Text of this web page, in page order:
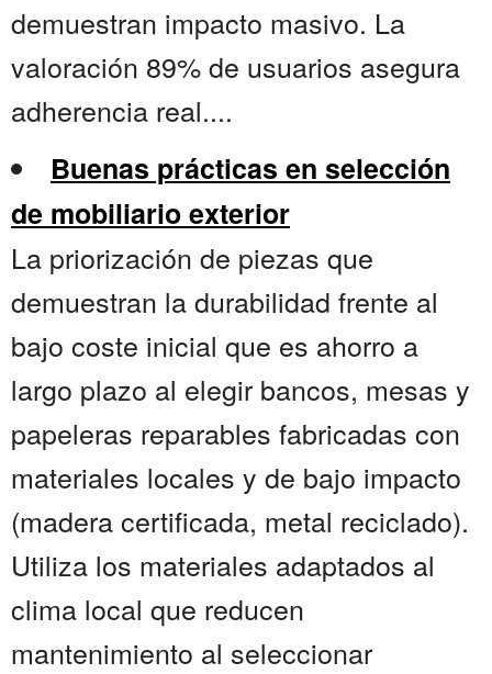
demuestran impacto masivo. La
valoración 89% de usuarios asegura
adherencia real....
Buenas prácticas en selección
de mobiliario exterior
La priorización de piezas que
demuestran la durabilidad frente al
bajo coste inicial que es ahorro a
largo plazo al elegir bancos, mesas y
papeleras reparables fabricadas con
materiales locales y de bajo impacto
(madera certificada, metal reciclado).
Utiliza los materiales adaptados al
clima local que reducen
mantenimiento al seleccionar